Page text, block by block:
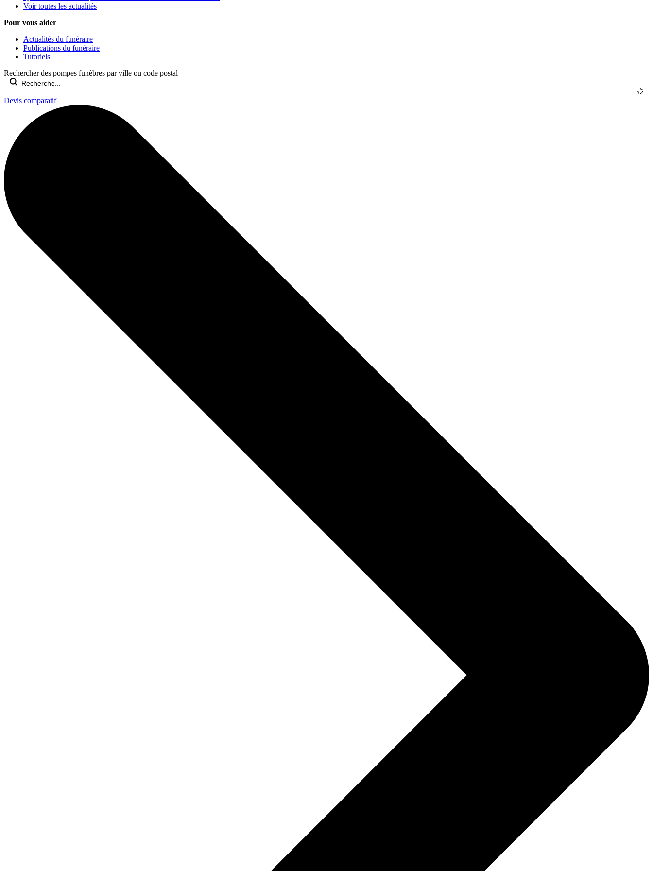
Voir toutes les actualités
Pour vous aider
Actualités du funéraire
Publications du funéraire
Tutoriels
Rechercher des pompes funèbres par ville ou code postal
Devis comparatif